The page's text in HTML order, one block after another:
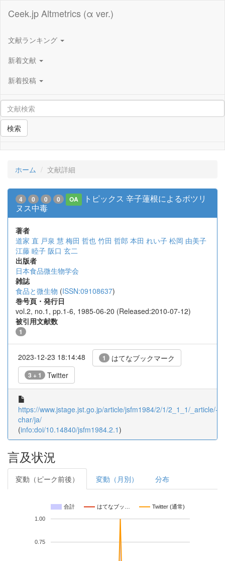
Ceek.jp Altmetrics (α ver.)
文献ランキング
新着文献
新着投稿
検索
ホーム 文献詳細
4 0 0 0 OA
トピックス 辛子蓮根によるボツリ
ヌス中毒
著者
道家 直 戸泉 慧 梅田 哲也 竹田 哲郎 本田 れい子 松岡 由美子
江藤 睦子 阪口 玄二
出版者
日本食品微生物学会
雑誌
食品と微生物 (ISSN:09108637)
巻号頁・発行日
vol.2, no.1, pp.1-6, 1985-06-20 (Released:2010-07-12)
被引用文献数
1
2023-12-23 18:14:48 1 はてなブックマーク
3 + 1 Twitter
https://www.jstage.jst.go.jp/article/jsfm1984/2/1/2_1_1/_article/-
char/ja/
(info:doi/10.14840/jsfm1984.2.1)
言及状況
変動（ピーク前後） 変動（月別） 分布
合計 はてなブッ… Twitter (通常)
0.75
1.00